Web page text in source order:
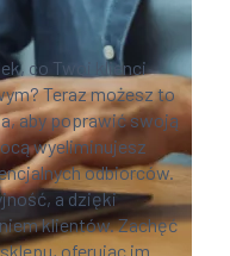
co Twoi klienci
Teraz możesz to
aby poprawić swoją
wyeliminujesz
odbiorców.
a dzięki
klientów. Zachęć
oferując im